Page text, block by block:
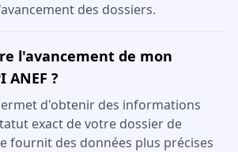
des dossiers.
l'avancement de mon
ANEF ?
d'obtenir des informations
exact de votre dossier de
fournit des données plus précises